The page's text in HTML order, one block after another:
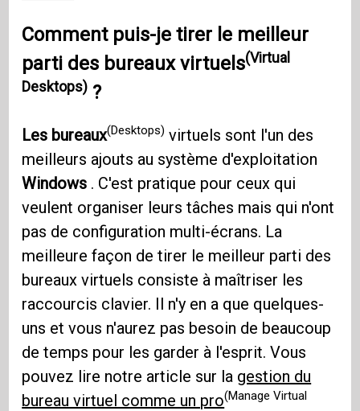
Comment puis-je tirer le meilleur
parti des bureaux virtuels(Virtual
Desktops) ?
Les bureaux(Desktops) virtuels sont l'un des
meilleurs ajouts au système d'exploitation
Windows . C'est pratique pour ceux qui
veulent organiser leurs tâches mais qui n'ont
pas de configuration multi-écrans. La
meilleure façon de tirer le meilleur parti des
bureaux virtuels consiste à maîtriser les
raccourcis clavier. Il n'y en a que quelques-
uns et vous n'aurez pas besoin de beaucoup
de temps pour les garder à l'esprit. Vous
pouvez lire notre article sur la gestion du
bureau virtuel comme un pro(Manage Virtual